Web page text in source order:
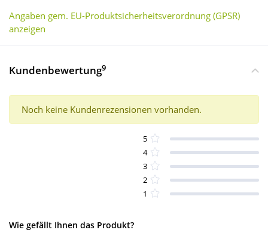
Angaben gem. EU-Produktsicherheitsverordnung (GPSR)
anzeigen
Kundenbewertung9
Noch keine Kundenrezensionen vorhanden.
5
4
3
2
1
Wie gefällt Ihnen das Produkt?